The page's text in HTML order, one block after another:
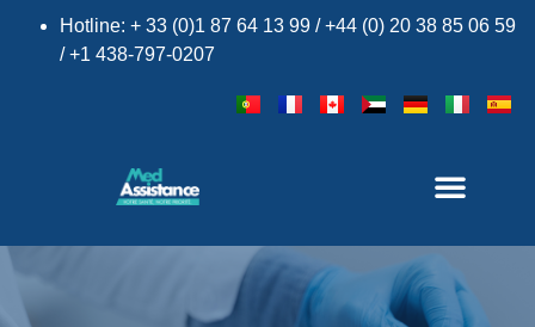
Hotline: + 33 (0)1 87 64 13 99 / +44 (0) 20 38 85 06 59
/ +1 438-797-0207